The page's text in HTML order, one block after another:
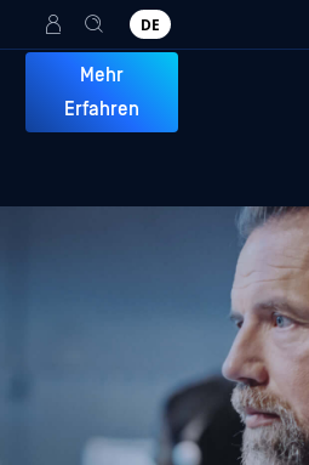
DE
Mehr
Erfahren